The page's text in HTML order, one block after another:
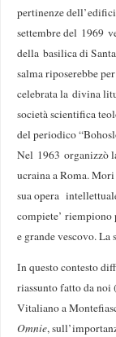
pertinenze
settembre del 1969
della basilica di
salma riposerebbe
celebrata la divina
società scientifica
del periodico
Nel 1963 organizzò
ucraina a Roma.
sua opera
compiete’
e grande vescovo. La
In questo contesto
riassunto fatto da noi
Vitaliano a
Omnie,